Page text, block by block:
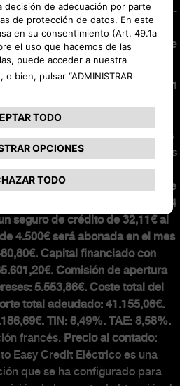
de Pensiones con la clave AJ-
Civil contratado.
de la aseguradora. Consulte
enabarth.es.
y 30.000 km.
Nuevo Abarth
en Península y Baleares para
un mínimo de 36 meses
España, EFC, S.A. Incluidos
Sujeto a aprobación
Mensualidad de 449€ que se
para una duración de 34
seguro de crédito de 32,11€ al
4.500€ será abonada en el mes
Capital financiado con
Comisión de apertura
5.553,86€. Coste total del
total adeudado: 41.155,06€.
TIN: 6,49%. TAE: 8,58%.
francés. Precio al contado:
Easy Credit Eléctrico es una
que se ha configurado para